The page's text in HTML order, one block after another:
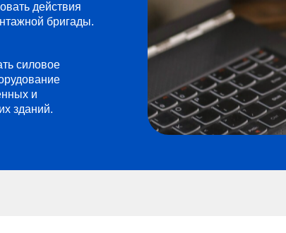
действия
бригады.
силовое
и
зданий.